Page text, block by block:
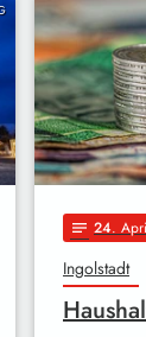
notes 24.
Ingolstadt